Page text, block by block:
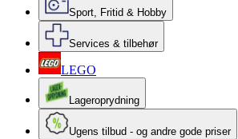
Sport, Fritid & Hobby
Services & tilbehør
LEGO
Lageroprydning
Ugens tilbud - og andre gode priser